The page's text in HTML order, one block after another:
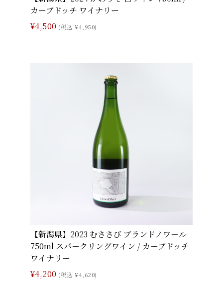
カーブドッチ ワイナリー
¥4,500 (税込 ¥4,950)
【新潟県】2023 むささび ブランドノワール
750ml スパークリングワイン / カーブドッチ
ワイナリー
¥4,200 (税込 ¥4,620)